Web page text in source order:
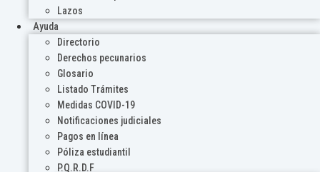
Lazos
Ayuda
Directorio
Derechos pecunarios
Glosario
Listado Trámites
Medidas COVID-19
Notificaciones judiciales
Pagos en línea
Póliza estudiantil
P.Q.R.D.F